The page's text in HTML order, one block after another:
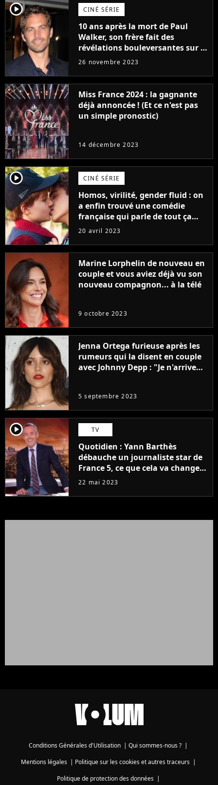
player2 CINÉ SÉRIE
10 ans après la mort de Paul
Walker, son frère fait des
révélations bouleversantes sur la
réaction des acteurs de Fast and
26 novembre 2023
Miss France 2024 : la gagnante
déjà annoncée ! (Et ce n'est pas
un simple pronostic)
14 décembre 2023
player2 CINÉ SÉRIE
Homos, virilité, gender fluid : on
a enfin trouvé une comédie
française qui parle de tout ça
sans être super ringarde
20 avril 2023
Marine Lorphelin de nouveau en
couple et vous aviez déjà vu son
nouveau compagnon... à la télé
9 octobre 2023
Jenna Ortega furieuse après les
rumeurs qui la disent en couple
avec Johnny Depp : "Je n'arrive
5 septembre 2023
player2 TV
Quotidien : Yann Barthès
débauche un journaliste star de
France 5, ce que cela va changer
à la rentrée
22 mai 2023
Conditions Générales d'Utilisation Qui sommes-nous ?
Mentions légales| Politique sur les cookies et autres traceurs|
Politique de protection des données|